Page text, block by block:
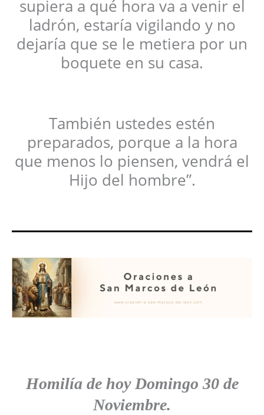
supiera a qué hora va a venir el
ladrón, estaría vigilando y no
dejaría que se le metiera por un
boquete en su casa.
También ustedes estén
preparados, porque a la hora
que menos lo piensen, vendrá el
Hijo del hombre”.
Homilía de hoyDomingo 30 de
Noviembre.